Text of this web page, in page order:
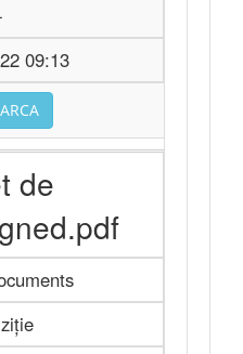
09:13
de